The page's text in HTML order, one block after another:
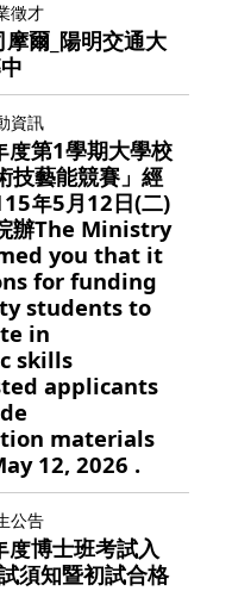
徵才
爾_陽明交通大
資訊
第1學期大學校
技藝能競賽」經
年5月12日(二)
辦The Ministry
you that it
for funding
students to
in
skills
applicants
materials
12, 2026 .
公告
博士班考試入
須知暨初試合格